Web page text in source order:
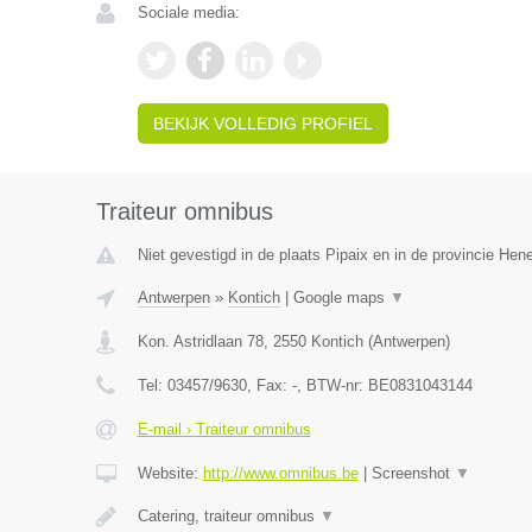
Sociale media:
BEKIJK VOLLEDIG PROFIEL
Traiteur omnibus
Niet gevestigd in de plaats Pipaix en in de provincie
Antwerpen» Kontich| Google maps ▼
Kon. Astridlaan 78, 2550 Kontich(Antwerpen)
Tel: 03457/9630, Fax: -, BTW-nr: BE0831043144
E-mail › Traiteur omnibus
Website: http://www.omnibus.be| Screenshot ▼
Catering, traiteur omnibus ▼